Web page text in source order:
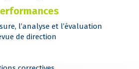
l’analyse et l’évaluation
de direction